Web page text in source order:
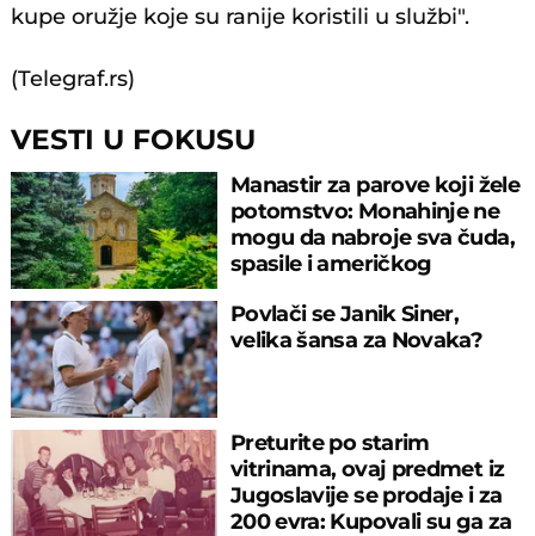
kupe oružje koje su ranije koristili u službi".
(Telegraf.rs)
VESTI U FOKUSU
Manastir za parove koji žele
potomstvo: Monahinje ne
mogu da nabroje sva čuda,
spasile i američkog
Povlači se Janik Siner,
velika šansa za Novaka?
Preturite po starim
vitrinama, ovaj predmet iz
Jugoslavije se prodaje i za
200 evra: Kupovali su ga za